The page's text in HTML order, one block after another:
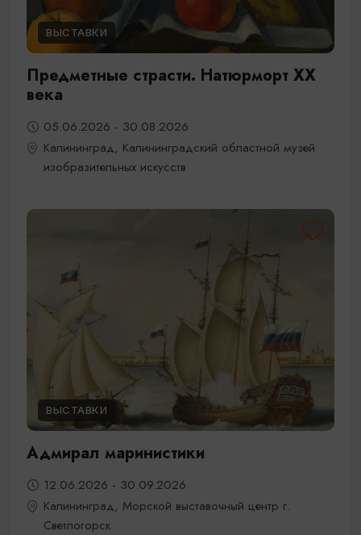
ВЫСТАВКИ
Предметные страсти. Натюрморт XX
века
05.06.2026 - 30.08.2026
Калининград, Калининградский областной музей
изобразительных искусств
ВЫСТАВКИ
Адмирал маринистики
12.06.2026 - 30.09.2026
Калининград, Морской выставочный центр г.
Светлогорск